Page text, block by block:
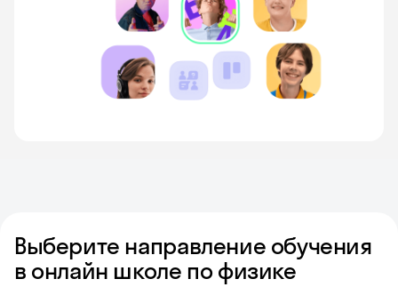
Выберите направление обучения
в онлайн школе по физике